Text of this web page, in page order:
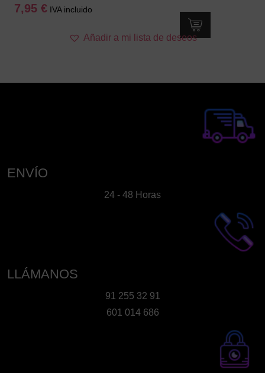
7,95 € IVA incluido
Añadir a mi lista de deseos
ENVÍO
24 - 48 Horas
LLÁMANOS
91 255 32 91
601 014 686